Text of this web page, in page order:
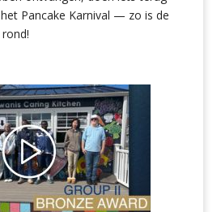
Pancake Karnival — zo is de